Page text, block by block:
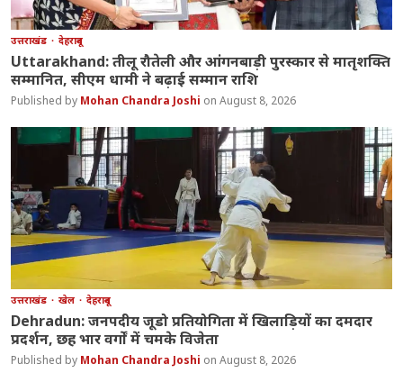
उत्तराखंड देहरादून
Uttarakhand: तीलू रौतेली और आंगनबाड़ी पुरस्कार से मातृशक्ति
सम्मानित, सीएम धामी ने बढ़ाई सम्मान राशि
Mohan Chandra Joshi August 8, 2026
उत्तराखंड खेल देहरादून
Dehradun: जनपदीय जूडो प्रतियोगिता में खिलाड़ियों का दमदार
प्रदर्शन, छह भार वर्गों में चमके विजेता
Mohan Chandra Joshi August 8, 2026